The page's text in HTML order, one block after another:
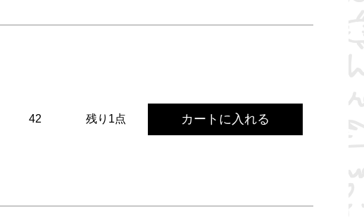
42 残り1点 カートに入れる